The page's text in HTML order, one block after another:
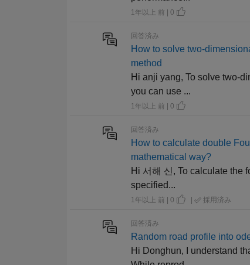
1年以上 前 | 0
回答済み
How to solve two-
method
Hi anji yang, To solve two-
you can use ...
1年以上 前 | 0
回答済み
How to calculate double
mathematical way?
Hi 서해 신, To calculate the
specified...
1年以上 前 | 0 | 採用済み
回答済み
Random road profile into
Hi Donghun, I understand